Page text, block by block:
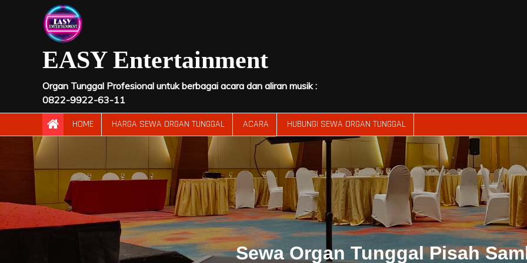
EASY Entertainment
Organ Tunggal Profesional untuk berbagai acara dan aliran musik :
0822-9922-63-11
HOME HARGA SEWA ORGAN TUNGGAL ACARA HUBUNGI SEWA ORGAN TUNGGAL
Sewa Organ Tunggal Pisah